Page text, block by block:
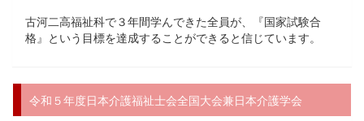
古河二高福祉科で３年間学んできた全員が、『国家試験合
格』という目標を達成することができると信じています。
令和５年度日本介護福祉士会全国大会兼日本介護学会